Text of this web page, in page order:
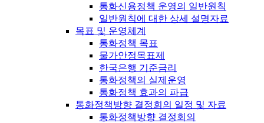
통화신용정책 운영의 일반원칙
일반원칙에 대한 상세 설명자료
목표 및 운영체계
통화정책 목표
물가안정목표제
한국은행 기준금리
통화정책의 실제운영
통화정책 효과의 파급
통화정책방향 결정회의 일정 및 자료
통화정책방향 결정회의